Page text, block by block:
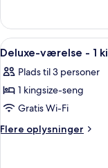
hytte
Indlæs
alle
billeder
af
Deluxe-
værelse
5
Deluxe-værelse - 1
Plads til 3 personer
1 kingsize-seng
Gratis Wi-Fi
Flere oplysninger
Flere